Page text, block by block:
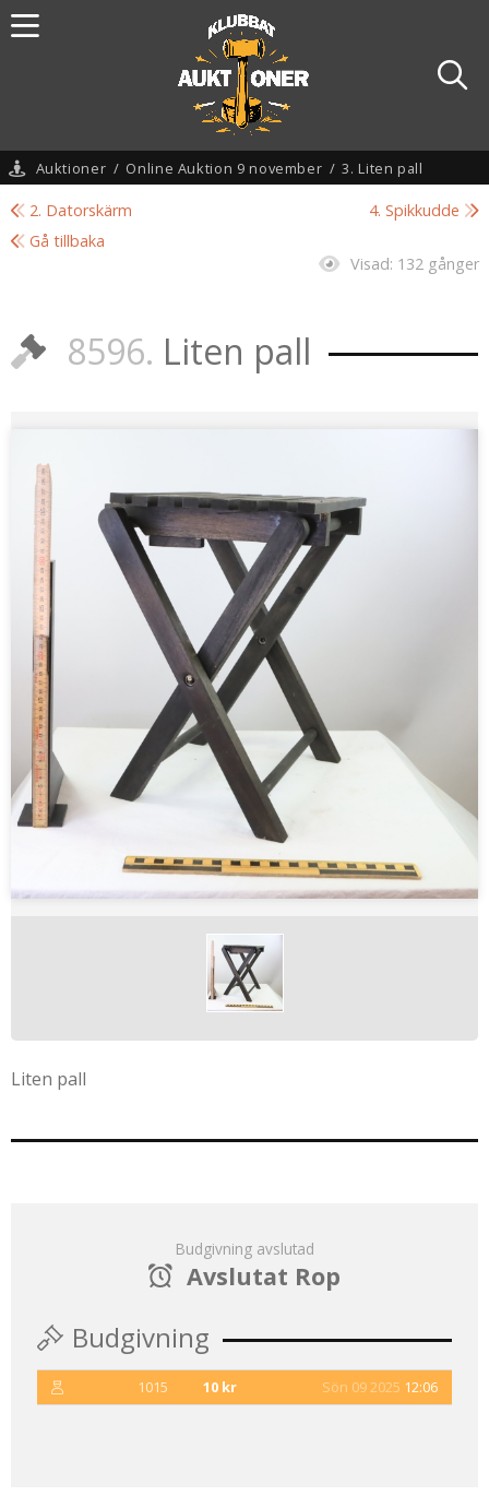
Auktioner / Online Auktion 9 november / 3. Liten pall
2. Datorskärm
4. Spikkudde
Gå tillbaka
Visad: 132 gånger
8596. Liten pall
Liten pall
Budgivning avslutad
Avslutat Rop
Budgivning
1015 10 kr Sön 09 2025 12:06